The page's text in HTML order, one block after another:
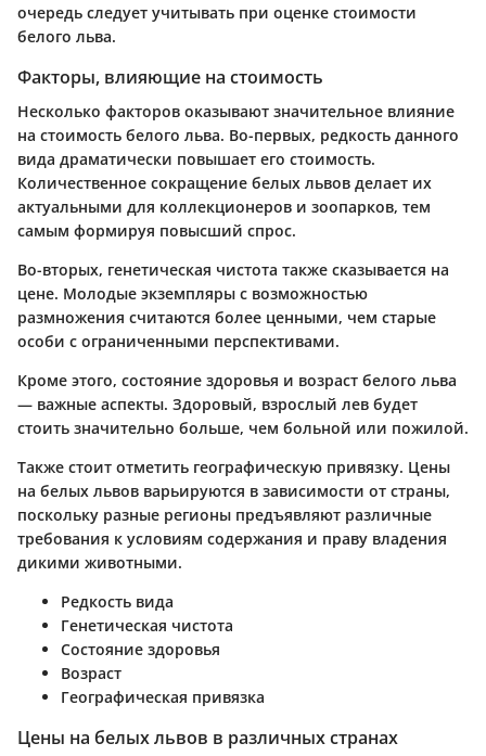
очередь следует учитывать при оценке стоимости
белого льва.
Факторы, влияющие на стоимость
Несколько факторов оказывают значительное влияние
на стоимость белого льва. Во-первых, редкость данного
вида драматически повышает его стоимость.
Количественное сокращение белых львов делает их
актуальными для коллекционеров и зоопарков, тем
самым формируя повысший спрос.
Во-вторых, генетическая чистота также сказывается на
цене. Молодые экземпляры с возможностью
размножения считаются более ценными, чем старые
особи с ограниченными перспективами.
Кроме этого, состояние здоровья и возраст белого льва
— важные аспекты. Здоровый, взрослый лев будет
стоить значительно больше, чем больной или пожилой.
Также стоит отметить географическую привязку. Цены
на белых львов варьируются в зависимости от страны,
поскольку разные регионы предъявляют различные
требования к условиям содержания и праву владения
дикими животными.
Редкость вида
Генетическая чистота
Состояние здоровья
Возраст
Географическая привязка
Цены на белых львов в различных странах